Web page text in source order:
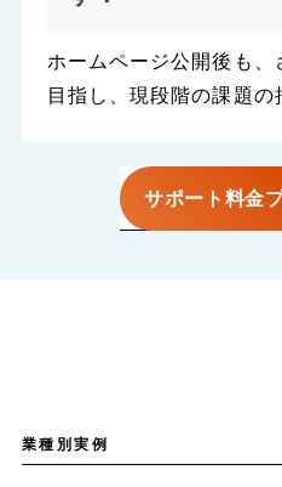
ホームページ公開後も
目指し、現段階の課題の
サポート料金
業種別実例